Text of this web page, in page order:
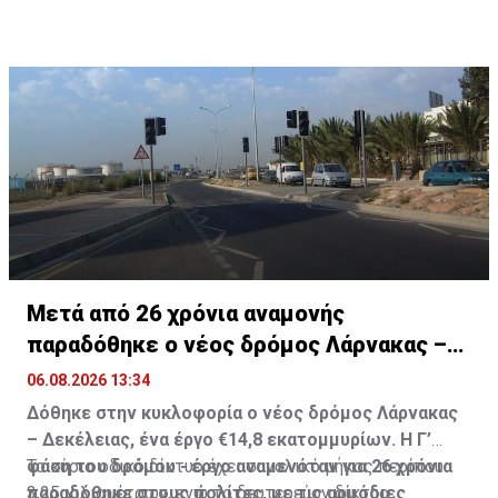
Μετά από 26 χρόνια αναμονής
παραδόθηκε ο νέος δρόμος Λάρνακας –
Δεκέλειας
06.08.2026 13:34
Δόθηκε στην κυκλοφορία ο νέος δρόμος Λάρνακας
– Δεκέλειας, ένα έργο €14,8 εκατομμυρίων. Η Γ’
φάση του δρόμου - έργο αναμενόταν για 26 χρόνια
παραδόθηκε στους πολίτες, με τις αρμόδιες
Το κύριο οδικό δίκτυο έχει συνολικό μήκος περίπου
3,25 χιλιομέτρων, ενώ το δευτερεύον δίκτυο